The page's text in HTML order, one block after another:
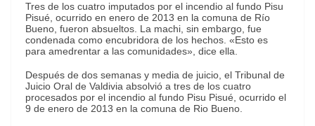
Tres de los cuatro imputados por el incendio al fundo Pisu
Pisué, ocurrido en enero de 2013 en la comuna de Río
Bueno, fueron absueltos. La machi, sin embargo, fue
condenada como encubridora de los hechos. «Esto es
para amedrentar a las comunidades», dice ella.
Después de dos semanas y media de juicio, el Tribunal de
Juicio Oral de Valdivia absolvió a tres de los cuatro
procesados por el incendio al fundo Pisu Pisué, ocurrido el
9 de enero de 2013 en la comuna de Rio Bueno.